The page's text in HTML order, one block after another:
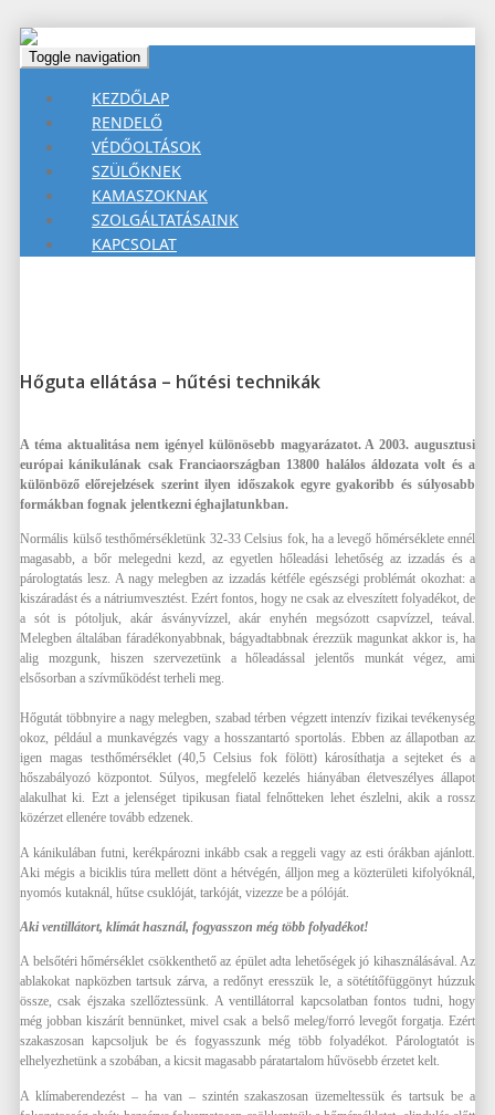
Toggle navigation
KEZDŐLAP
RENDELŐ
VÉDŐOLTÁSOK
SZÜLŐKNEK
KAMASZOKNAK
SZOLGÁLTATÁSAINK
KAPCSOLAT
Hőguta ellátása – hűtési technikák
A téma aktualitása nem igényel különösebb magyarázatot. A 2003. augusztusi
európai kánikulának csak Franciaországban 13800 halálos áldozata volt és a
különböző előrejelzések szerint ilyen időszakok egyre gyakoribb és súlyosabb
formákban fognak jelentkezni éghajlatunkban.
Normális külső testhőmérsékletünk 32-33 Celsius fok, ha a levegő hőmérséklete ennél
magasabb, a bőr melegedni kezd, az egyetlen hőleadási lehetőség az izzadás és a
párologtatás lesz. A nagy melegben az izzadás kétféle egészségi problémát okozhat: a
kiszáradást és a nátriumvesztést. Ezért fontos, hogy ne csak az elveszített folyadékot, de
a sót is pótoljuk, akár ásványvízzel, akár enyhén megsózott csapvízzel, teával.
Melegben általában fáradékonyabbnak, bágyadtabbnak érezzük magunkat akkor is, ha
alig mozgunk, hiszen szervezetünk a hőleadással jelentős munkát végez, ami
elsősorban a szívműködést terheli meg.
Hőgutát többnyire a nagy melegben, szabad térben végzett intenzív fizikai tevékenység
okoz, például a munkavégzés vagy a hosszantartó sportolás. Ebben az állapotban az
igen magas testhőmérséklet (40,5 Celsius fok fölött) károsíthatja a sejteket és a
hőszabályozó központot. Súlyos, megfelelő kezelés hiányában életveszélyes állapot
alakulhat ki. Ezt a jelenséget tipikusan fiatal felnőtteken lehet észlelni, akik a rossz
közérzet ellenére tovább edzenek.
A kánikulában futni, kerékpározni inkább csak a reggeli vagy az esti órákban ajánlott.
Aki mégis a biciklis túra mellett dönt a hétvégén, álljon meg a közterületi kifolyóknál,
nyomós kutaknál, hűtse csuklóját, tarkóját, vizezze be a pólóját.
Aki ventillátort, klímát használ, fogyasszon még több folyadékot!
A belsőtéri hőmérséklet csökkenthető az épület adta lehetőségek jó kihasználásával. Az
ablakokat napközben tartsuk zárva, a redőnyt eresszük le, a sötétítőfüggönyt húzzuk
össze, csak éjszaka szellőztessünk. A ventillátorral kapcsolatban fontos tudni, hogy
még jobban kiszárít bennünket, mivel csak a belső meleg/forró levegőt forgatja. Ezért
szakaszosan kapcsoljuk be és fogyasszunk még több folyadékot. Párologtatót is
elhelyezhetünk a szobában, a kicsit magasabb páratartalom hűvösebb érzetet kelt.
A klímaberendezést – ha van – szintén szakaszosan üzemeltessük és tartsuk be a